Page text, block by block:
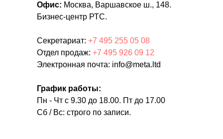
Офис: Москва, Варшавское ш., 148.
Бизнес-центр РТС.
Секретариат: +7 495 255 05 08
Отдел продаж: +7 495 926 09 12
Электронная почта: info@meta.ltd
График работы:
Пн - Чт с 9.30 до 18.00. Пт до 17.00
Сб / Вс: строго по записи.